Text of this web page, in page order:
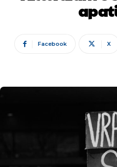
Facebook X